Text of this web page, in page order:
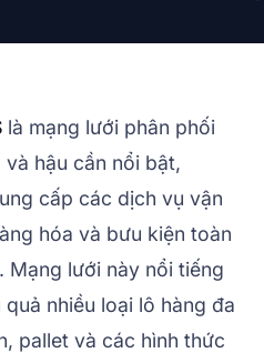
là mạng lưới phân phối
và hậu cần nổi bật,
cấp các dịch vụ vận
hóa và bưu kiện toàn
Mạng lưới này nổi tiếng
nhiều loại lô hàng đa
pallet và các hình thức